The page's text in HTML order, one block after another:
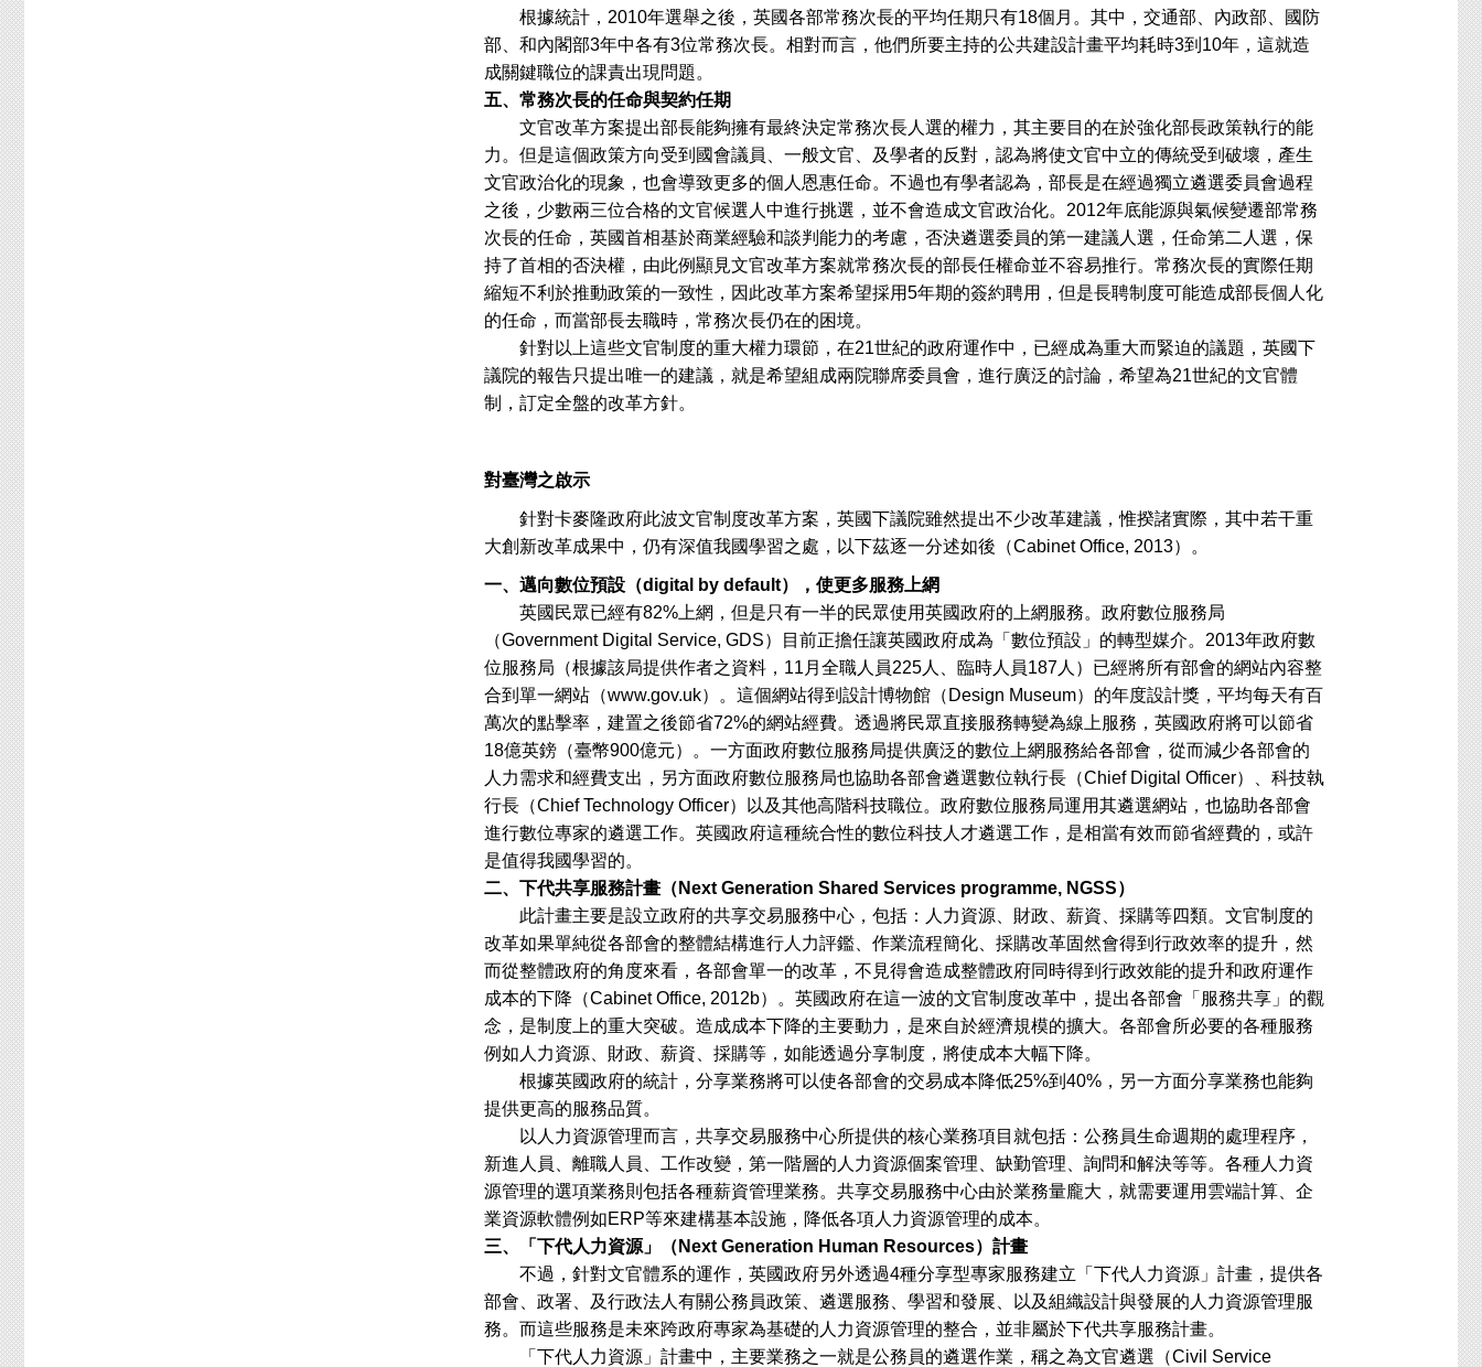
根據統計，2010年選舉之後，英國各部常務次長的平均任期只有18個月。其中，交通部、內政部、國防
部、和內閣部3年中各有3位常務次長。相對而言，他們所要主持的公共建設計畫平均耗時3到10年，這就造
成關鍵職位的課責出現問題。
五、常務次長的任命與契約任期
文官改革方案提出部長能夠擁有最終決定常務次長人選的權力，其主要目的在於強化部長政策執行的能
力。但是這個政策方向受到國會議員、一般文官、及學者的反對，認為將使文官中立的傳統受到破壞，產生
文官政治化的現象，也會導致更多的個人恩惠任命。不過也有學者認為，部長是在經過獨立遴選委員會過程
之後，少數兩三位合格的文官候選人中進行挑選，並不會造成文官政治化。2012年底能源與氣候變遷部常務
次長的任命，英國首相基於商業經驗和談判能力的考慮，否決遴選委員的第一建議人選，任命第二人選，保
持了首相的否決權，由此例顯見文官改革方案就常務次長的部長任權命並不容易推行。常務次長的實際任期
縮短不利於推動政策的一致性，因此改革方案希望採用5年期的簽約聘用，但是長聘制度可能造成部長個人化
的任命，而當部長去職時，常務次長仍在的困境。
針對以上這些文官制度的重大權力環節，在21世紀的政府運作中，已經成為重大而緊迫的議題，英國下
議院的報告只提出唯一的建議，就是希望組成兩院聯席委員會，進行廣泛的討論，希望為21世紀的文官體
制，訂定全盤的改革方針。
對臺灣之啟示
針對卡麥隆政府此波文官制度改革方案，英國下議院雖然提出不少改革建議，惟揆諸實際，其中若干重
大創新改革成果中，仍有深值我國學習之處，以下茲逐一分述如後（Cabinet Office, 2013）。
一、邁向數位預設（digital by default），使更多服務上網
英國民眾已經有82%上網，但是只有一半的民眾使用英國政府的上網服務。政府數位服務局
（Government Digital Service, GDS）目前正擔任讓英國政府成為「數位預設」的轉型媒介。2013年政府數
位服務局（根據該局提供作者之資料，11月全職人員225人、臨時人員187人）已經將所有部會的網站內容整
合到單一網站（www.gov.uk）。這個網站得到設計博物館（Design Museum）的年度設計獎，平均每天有百
萬次的點擊率，建置之後節省72%的網站經費。透過將民眾直接服務轉變為線上服務，英國政府將可以節省
18億英鎊（臺幣900億元）。一方面政府數位服務局提供廣泛的數位上網服務給各部會，從而減少各部會的
人力需求和經費支出，另方面政府數位服務局也協助各部會遴選數位執行長（Chief Digital Officer）、科技執
行長（Chief Technology Officer）以及其他高階科技職位。政府數位服務局運用其遴選網站，也協助各部會
進行數位專家的遴選工作。英國政府這種統合性的數位科技人才遴選工作，是相當有效而節省經費的，或許
是值得我國學習的。
二、下代共享服務計畫（Next Generation Shared Services programme, NGSS）
此計畫主要是設立政府的共享交易服務中心，包括：人力資源、財政、薪資、採購等四類。文官制度的
改革如果單純從各部會的整體結構進行人力評鑑、作業流程簡化、採購改革固然會得到行政效率的提升，然
而從整體政府的角度來看，各部會單一的改革，不見得會造成整體政府同時得到行政效能的提升和政府運作
成本的下降（Cabinet Office, 2012b）。英國政府在這一波的文官制度改革中，提出各部會「服務共享」的觀
念，是制度上的重大突破。造成成本下降的主要動力，是來自於經濟規模的擴大。各部會所必要的各種服務
例如人力資源、財政、薪資、採購等，如能透過分享制度，將使成本大幅下降。
根據英國政府的統計，分享業務將可以使各部會的交易成本降低25%到40%，另一方面分享業務也能夠
提供更高的服務品質。
以人力資源管理而言，共享交易服務中心所提供的核心業務項目就包括：公務員生命週期的處理程序，
新進人員、離職人員、工作改變，第一階層的人力資源個案管理、缺勤管理、詢問和解決等等。各種人力資
源管理的選項業務則包括各種薪資管理業務。共享交易服務中心由於業務量龐大，就需要運用雲端計算、企
業資源軟體例如ERP等來建構基本設施，降低各項人力資源管理的成本。
三、「下代人力資源」（Next Generation Human Resources）計畫
不過，針對文官體系的運作，英國政府另外透過4種分享型專家服務建立「下代人力資源」計畫，提供各
部會、政署、及行政法人有關公務員政策、遴選服務、學習和發展、以及組織設計與發展的人力資源管理服
務。而這些服務是未來跨政府專家為基礎的人力資源管理的整合，並非屬於下代共享服務計畫。
「下代人力資源」計畫中，主要業務之一就是公務員的遴選作業，稱之為文官遴選（Civil Service